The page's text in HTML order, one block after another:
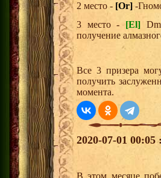
2 место - [Or] -
3 место - [El]
получение
Все 3 призера
получить
момента.
2020-07-01